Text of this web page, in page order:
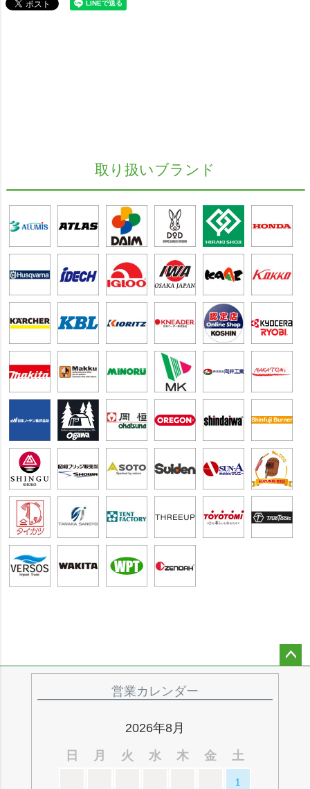
取り扱いブランド
営業カレンダー
2026年8月
日
月 火 水 木 金 土
1